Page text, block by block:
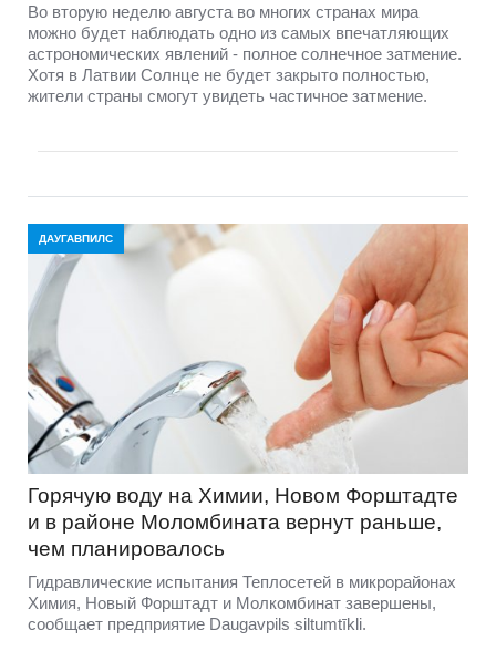
Во вторую неделю августа во многих странах мира
можно будет наблюдать одно из самых впечатляющих
астрономических явлений - полное солнечное затмение.
Хотя в Латвии Солнце не будет закрыто полностью,
жители страны смогут увидеть частичное затмение.
ДАУГАВПИЛС
Горячую воду на Химии, Новом Форштадте
и в районе Моломбината вернут раньше,
чем планировалось
Гидравлические испытания Теплосетей в микрорайонах
Химия, Новый Форштадт и Молкомбинат завершены,
сообщает предприятие Daugavpils siltumtīkli.